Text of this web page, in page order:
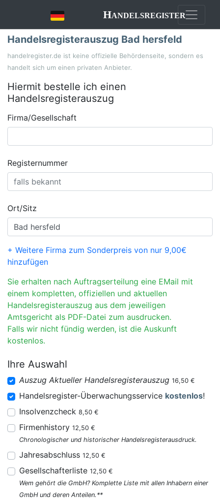
Handelsregister
Handelsregisterauszug Bad hersfeld
handelregister.de ist keine offizielle Behördenseite, sondern es
handelt sich um einen privaten Anbieter.
Hiermit bestelle ich einen
Handelsregisterauszug
Firma/Gesellschaft
Registernummer
Ort/Sitz
+ Weitere Firma zum Sonderpreis von nur 9,00€
hinzufügen
Sie erhalten nach Auftragserteilung eine EMail mit
einem kompletten, offiziellen und aktuellen
Handelsregisterauszug aus dem jeweiligen
Amtsgericht als PDF-Datei zum ausdrucken.
Falls wir nicht fündig werden, ist die Auskunft
kostenlos.
Ihre Auswahl
Auszug Aktueller Handelsregisterauszug 16,50 €
Handelsregister-Überwachungsservice kostenlos!
Insolvenzcheck 8,50 €
Firmenhistory 12,50 €
Chronologischer und historischer Handelsregisterausdruck.
Jahresabschluss 12,50 €
Gesellschafterliste 12,50 €
Wem gehört die GmbH? Komplette Liste mit allen Inhabern einer
GmbH und deren Anteilen.**